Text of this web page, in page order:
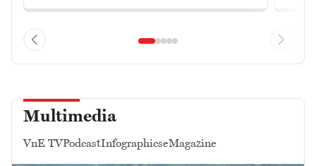
Multimedia
VnE TVPodcastInfographicseMagazine